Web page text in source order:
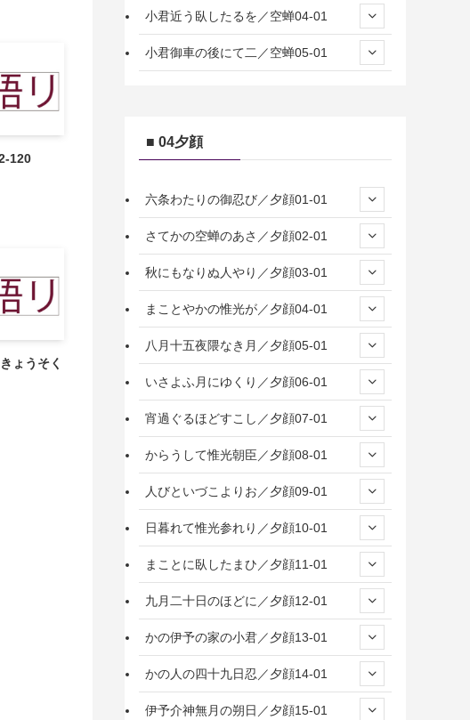
120
ょうそく
小君近う臥したるを／空蝉04-01
小君御車の後にて二／空蝉05-01
■ 04夕顔
六条わたりの御忍び／夕顔01-01
さてかの空蝉のあさ／夕顔02-01
秋にもなりぬ人やり／夕顔03-01
まことやかの惟光が／夕顔04-01
八月十五夜隈なき月／夕顔05-01
いさよふ月にゆくり／夕顔06-01
宵過ぐるほどすこし／夕顔07-01
からうして惟光朝臣／夕顔08-01
人びといづこよりお／夕顔09-01
日暮れて惟光参れり／夕顔10-01
まことに臥したまひ／夕顔11-01
九月二十日のほどに／夕顔12-01
かの伊予の家の小君／夕顔13-01
かの人の四十九日忍／夕顔14-01
伊予介神無月の朔日／夕顔15-01